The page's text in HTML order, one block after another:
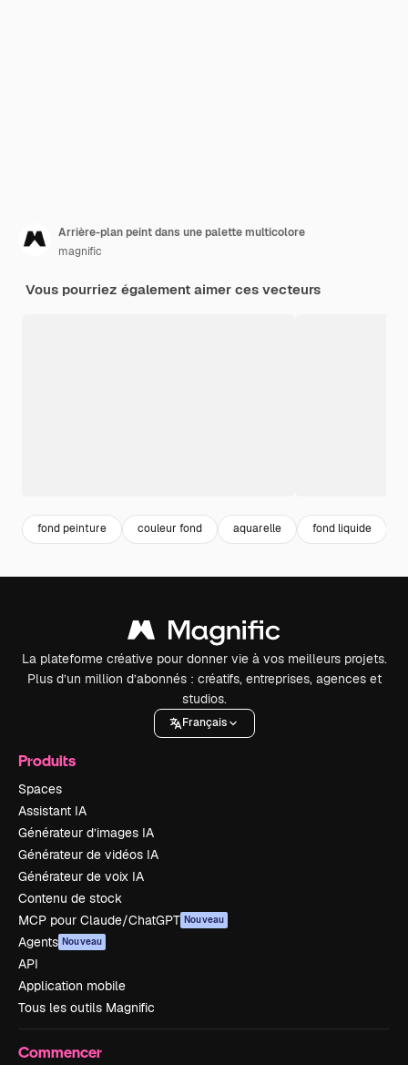
Arrière-plan peint dans une palette multicolore
magnific
Vous pourriez également aimer ces vecteurs
fond peinture couleur fond aquarelle fond liquide
La plateforme créative pour donner vie à vos meilleurs projets.
Plus d’un million d’abonnés : créatifs, entreprises, agences et
studios.
Français
Produits
Spaces
Assistant IA
Générateur d’images IA
Générateur de vidéos IA
Générateur de voix IA
Contenu de stock
MCP pour Claude/ChatGPT Nouveau
Agents Nouveau
API
Application mobile
Tous les outils Magnific
Commencer